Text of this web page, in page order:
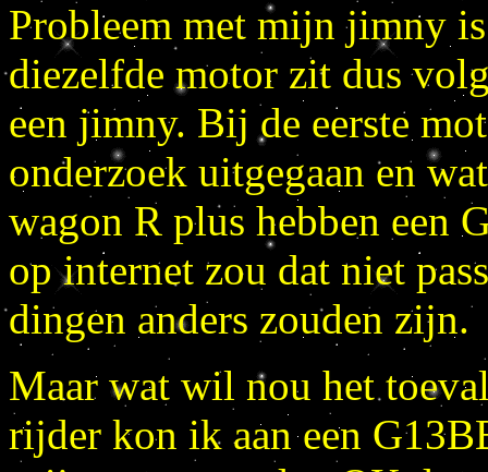
Probleem met mijn jimny
diezelfde motor zit dus
een jimny. Bij de eerste
onderzoek uitgegaan en
wagon R plus hebben een
op internet zou dat niet
dingen anders zouden zijn.
Maar wat wil nou het
rijder kon ik aan een